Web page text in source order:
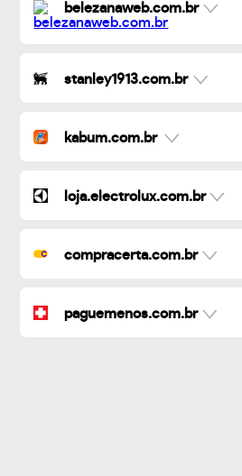
belezanaweb.com.br
stanley1913.com.br
kabum.com.br
loja.electrolux.com.br
compracerta.com.br
paguemenos.com.br